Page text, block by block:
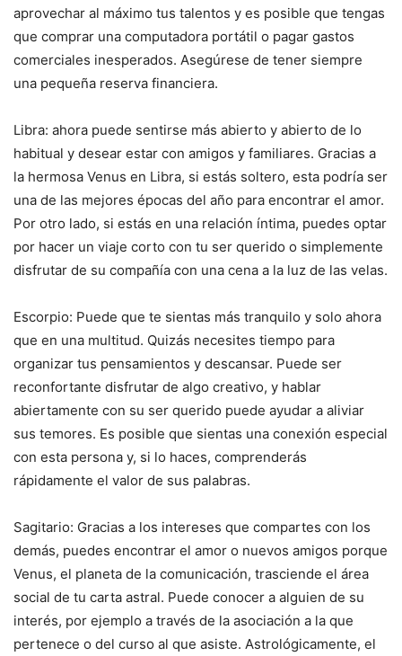
aprovechar al máximo tus talentos y es posible que tengas
que comprar una computadora portátil o pagar gastos
comerciales inesperados. Asegúrese de tener siempre
una pequeña reserva financiera.
Libra: ahora puede sentirse más abierto y abierto de lo
habitual y desear estar con amigos y familiares. Gracias a
la hermosa Venus en Libra, si estás soltero, esta podría ser
una de las mejores épocas del año para encontrar el amor.
Por otro lado, si estás en una relación íntima, puedes optar
por hacer un viaje corto con tu ser querido o simplemente
disfrutar de su compañía con una cena a la luz de las velas.
Escorpio: Puede que te sientas más tranquilo y solo ahora
que en una multitud. Quizás necesites tiempo para
organizar tus pensamientos y descansar. Puede ser
reconfortante disfrutar de algo creativo, y hablar
abiertamente con su ser querido puede ayudar a aliviar
sus temores. Es posible que sientas una conexión especial
con esta persona y, si lo haces, comprenderás
rápidamente el valor de sus palabras.
Sagitario: Gracias a los intereses que compartes con los
demás, puedes encontrar el amor o nuevos amigos porque
Venus, el planeta de la comunicación, trasciende el área
social de tu carta astral. Puede conocer a alguien de su
interés, por ejemplo a través de la asociación a la que
pertenece o del curso al que asiste. Astrológicamente, el